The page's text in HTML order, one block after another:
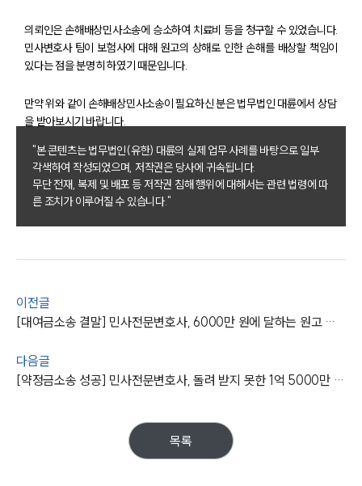
그룹소개
그룹소개
대륜의 강점
주요 업무사례
법률정보
법률지식인
고객후기
의뢰인은 손해배상민사소송에 승소하여 치료비 등을 청구할 수 있었습니다.
민사변호사 팀이 보험사에 대해 원고의 상해로 인한 손해를 배상할 책임이
있다는 점을 분명히 하였기 때문입니다.
만약 위와 같이 손해배상민사소송이 필요하신 분은 법무법인 대륜에서 상담
을 받아보시기 바랍니다.
"본 콘텐츠는 법무법인(유한) 대륜의 실제 업무 사례를 바탕으로 일부
각색하여 작성되었으며, 저작권은 당사에 귀속됩니다.
무단 전재, 복제 및 배포 등 저작권 침해 행위에 대해서는 관련 법령에 따
른 조치가 이루어질 수 있습니다."
이전글
[대여금소송 결말] 민사전문변호사, 6000만 원에 달하는 원고 청구 전액 인용 성공
다음글
[약정금소송 성공] 민사전문변호사, 돌려 받지 못한 1억 5000만 원 약정금 전액 승소
목록